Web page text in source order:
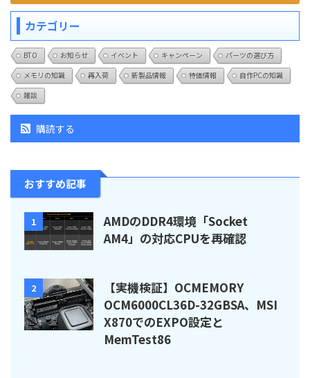
カテゴリー
BTO お知らせ イベント キャンペーン
パーツの選び方
メモリの知識
再入荷 新製品情報 特価情報
自作PCの知識
雑談
購読する
おすすめ記事
1
AMDのDDR4環境「Socket
AM4」の対応CPUを再確認
2
【実機検証】OCMEMORY
OCM6000CL36D-32GBSA、MSI
X870でのEXPO設定と
MemTest86